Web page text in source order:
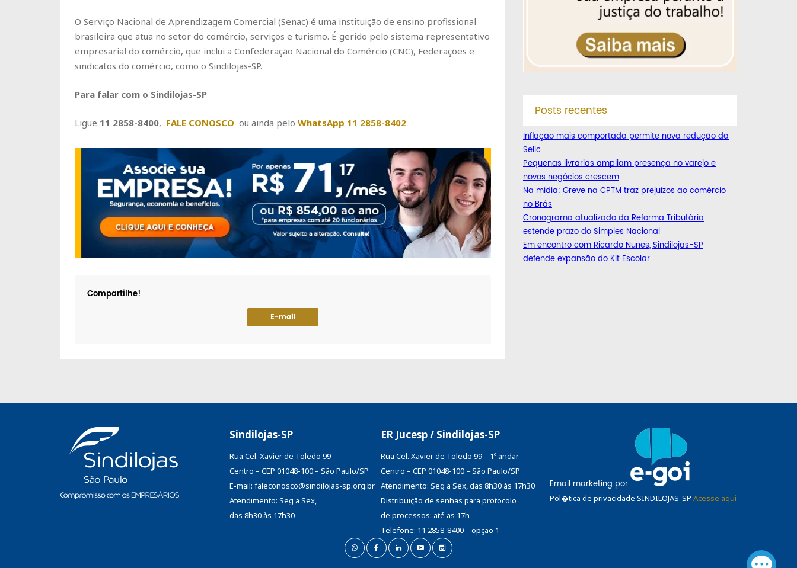
O Serviço Nacional de Aprendizagem Comercial (Senac) é uma instituição de ensino profissional
brasileira que atua no setor do comércio, serviços e turismo. É gerido pelo sistema representativo
empresarial do comércio, que inclui a Confederação Nacional do Comércio (CNC), Federações e
sindicatos do comércio, como o Sindilojas-SP.
Para falar com o Sindilojas-SP
Ligue 11 2858-8400, FALE CONOSCO ou ainda pelo WhatsApp 11 2858-8402
Compartilhe!
E-mail
Posts recentes
Inflação mais comportada permite nova redução da
Selic
Pequenas livrarias ampliam presença no varejo e
novos negócios crescem
Na mídia: Greve na CPTM traz prejuízos ao comércio
no Brás
Cronograma atualizado da Reforma Tributária
estende prazo do Simples Nacional
Em encontro com Ricardo Nunes, Sindilojas-SP
defende expansão do Kit Escolar
Sindilojas-SP
Rua Cel. Xavier de Toledo 99
Centro – CEP 01048-100 – São Paulo/SP
E-mail: faleconosco@sindilojas-sp.org.br
Atendimento: Seg a Sex,
das 8h30 às 17h30
ER Jucesp / Sindilojas-SP
Rua Cel. Xavier de Toledo 99 – 1º andar
Centro – CEP 01048-100 – São Paulo/SP
Atendimento: Seg a Sex, das 8h30 às 17h30
Distribuição de senhas para protocolo
de processos: até as 17h
Telefone: 11 2858-8400 – opção 1
Email marketing por:
Pol�tica de privacidade SINDILOJAS-SP Acesse aqui